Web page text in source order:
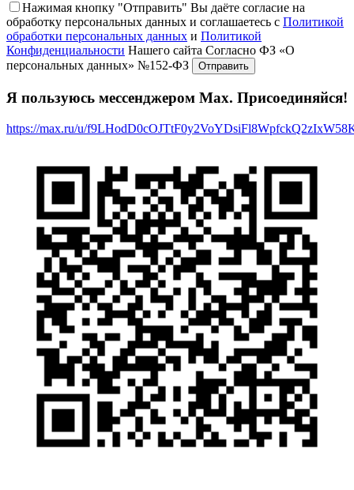
Нажимая кнопку "Отправить" Вы даёте согласие на
обработку персональных данных и соглашаетесь с Политикой
обработки персональных данных и Политикой
Конфиденциальности Нашего сайта Согласно ФЗ «О
персональных данных» №152-ФЗ
Я пользуюсь мессенджером Max. Присоединяйся!
https://max.ru/u/